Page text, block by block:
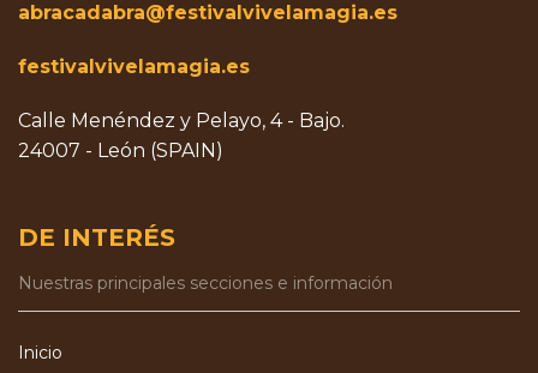
abracadabra@festivalvivelamagia.es
festivalvivelamagia.es
Calle Menéndez y Pelayo, 4 - Bajo.
24007 - León (SPAIN)
DE INTERÉS
Nuestras principales secciones e información
Inicio